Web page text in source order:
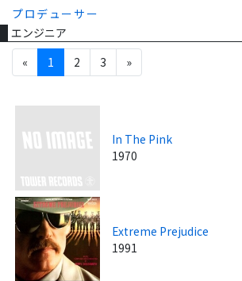
プロデューサー
エンジニア
«
1 2 3 »
In The Pink
1970
Extreme Prejudice
1991